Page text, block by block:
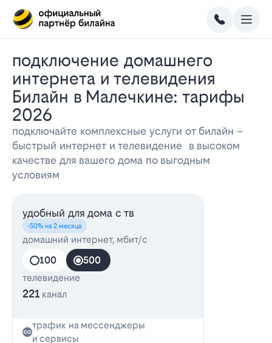
Подключение домашнего
интернета и телевидения
Билайн в Малечкине: тарифы
2026
подключайте комплексные услуги от билайн –
быстрый интернет и телевидение в высоком
качестве для вашего дома по выгодным
условиям
удобный для дома с тв
-50% на 2 месяца
домашний интернет, мбит/с
100
500
телевидение
221 канал
трафик на мессенджеры
и сервисы